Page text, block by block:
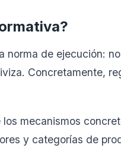
norma de ejecución:
Concretamente,
los mecanismos
y categorías de